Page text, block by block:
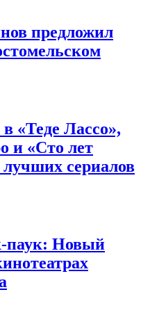
предложил
«Теде Лассо»,
и «Сто лет
лучших сериалов
паук: Новый